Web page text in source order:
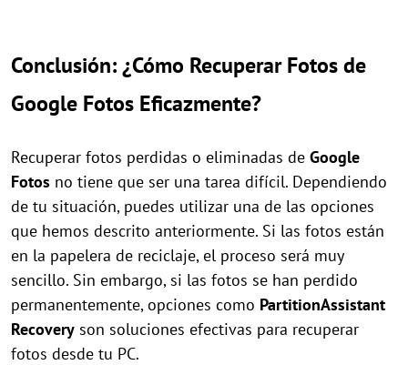
Conclusión: ¿Cómo Recuperar Fotos de
Google Fotos Eficazmente?
Recuperar fotos perdidas o eliminadas de Google
Fotos no tiene que ser una tarea difícil. Dependiendo
de tu situación, puedes utilizar una de las opciones
que hemos descrito anteriormente. Si las fotos están
en la papelera de reciclaje, el proceso será muy
sencillo. Sin embargo, si las fotos se han perdido
permanentemente, opciones como PartitionAssistant
Recovery son soluciones efectivas para recuperar
fotos desde tu PC.